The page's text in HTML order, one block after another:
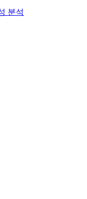
분석